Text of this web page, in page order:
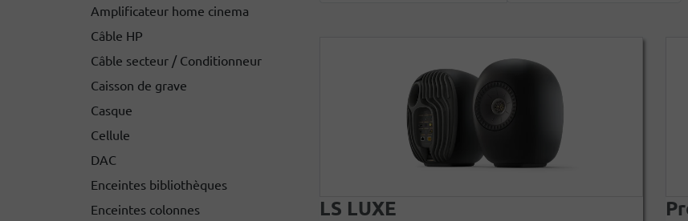
Amplificateur home cinema
Câble HP
Câble secteur / Conditionneur
Caisson de grave
Casque
Cellule
DAC
Enceintes bibliothèques
Enceintes colonnes
LS LUXE